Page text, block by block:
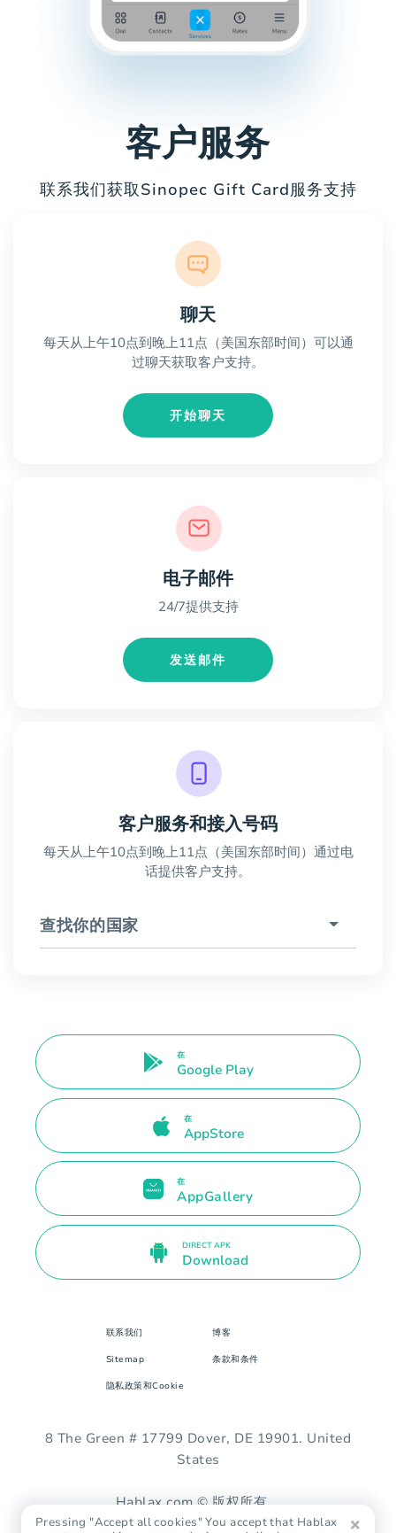
客户服务
联系我们获取Sinopec Gift Card服务支持
聊天
每天从上午10点到晚上11点（美国东部时间）可以通
过聊天获取客户支持。
开始聊天
电子邮件
24/7提供支持
发送邮件
客户服务和接入号码
每天从上午10点到晚上11点（美国东部时间）通过电
话提供客户支持。
查找你的国家
在
Google Play
在
AppStore
在
AppGallery
DIRECT APK
Download
联系我们 博客
Sitemap 条款和条件
隐私政策和Cookie
8 The Green # 17799 Dover, DE 19901. United
States
Hablax.com © 版权所有。
Pressing "Accept all cookies" You accept that Hablax